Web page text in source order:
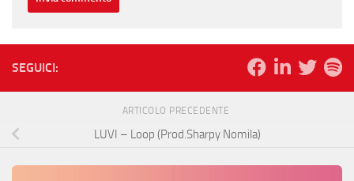
SEGUICI:
ARTICOLO PRECEDENTE
LUVI – Loop (Prod.Sharpy Nomila)